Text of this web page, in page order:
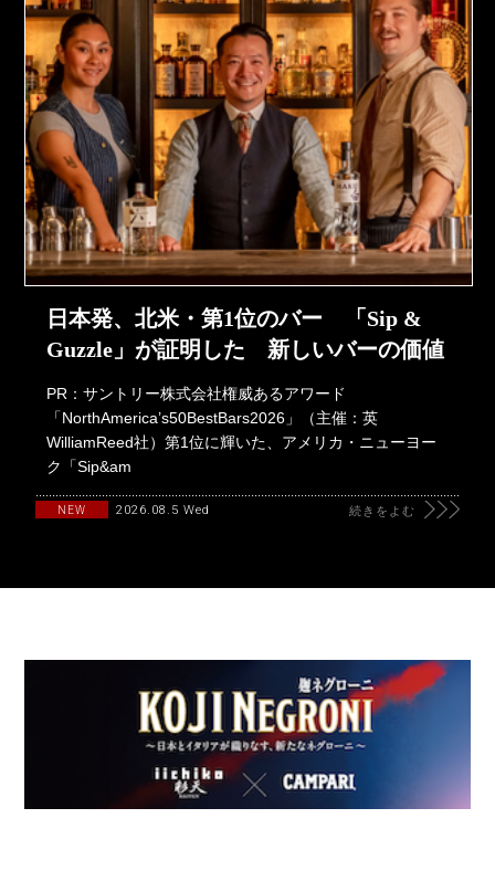
日本発、北米・第1位のバー 「Sip &
Guzzle」が証明した 新しいバーの価値
PR：サントリー株式会社権威あるアワード
「NorthAmerica’s50BestBars2026」（主催：英
WilliamReed社）第1位に輝いた、アメリカ・ニューヨー
ク「Sip&am
NEW 2026.08.5 Wed 続きをよむ